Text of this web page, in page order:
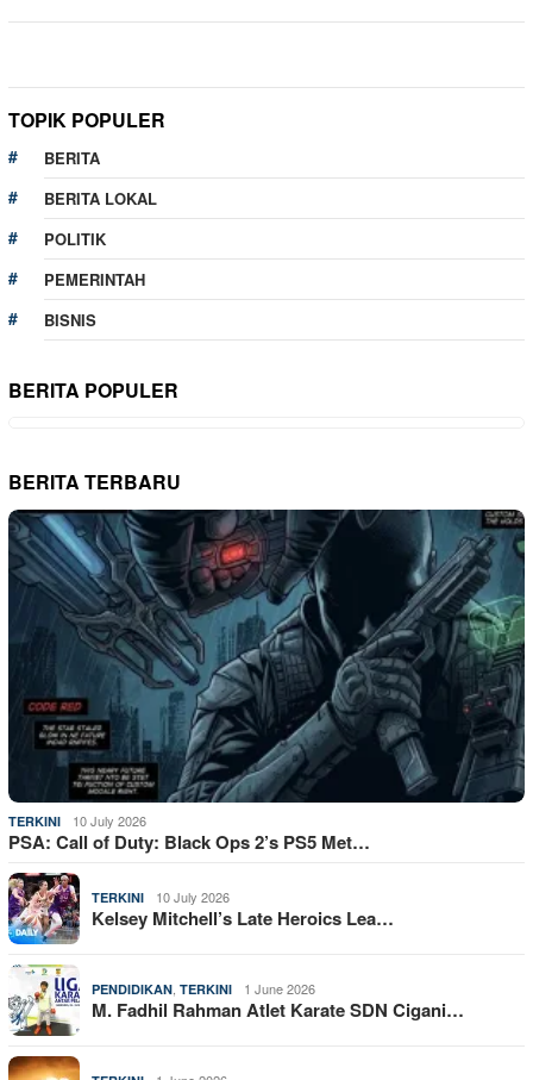
TOPIK POPULER
BERITA
BERITA LOKAL
POLITIK
PEMERINTAH
BISNIS
BERITA POPULER
BERITA TERBARU
TERKINI 10 July 2026
PSA: Call of Duty: Black Ops 2’s PS5 Met…
TERKINI 10 July 2026
Kelsey Mitchell’s Late Heroics Lea…
PENDIDIKAN TERKINI 1 June 2026
M. Fadhil Rahman Atlet Karate SDN Cigani…